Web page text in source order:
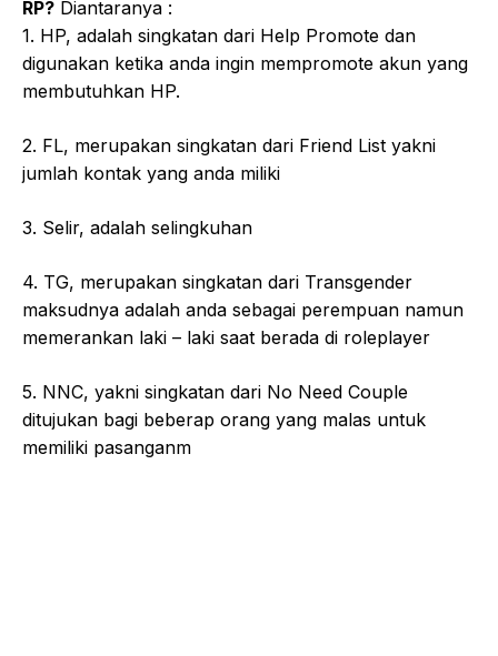
RP? Diantaranya :
1. HP, adalah singkatan dari Help Promote dan
digunakan ketika anda ingin mempromote akun yang
membutuhkan HP.
2. FL, merupakan singkatan dari Friend List yakni
jumlah kontak yang anda miliki
3. Selir, adalah selingkuhan
4. TG, merupakan singkatan dari Transgender
maksudnya adalah anda sebagai perempuan namun
memerankan laki – laki saat berada di roleplayer
5. NNC, yakni singkatan dari No Need Couple
ditujukan bagi beberap orang yang malas untuk
memiliki pasanganm